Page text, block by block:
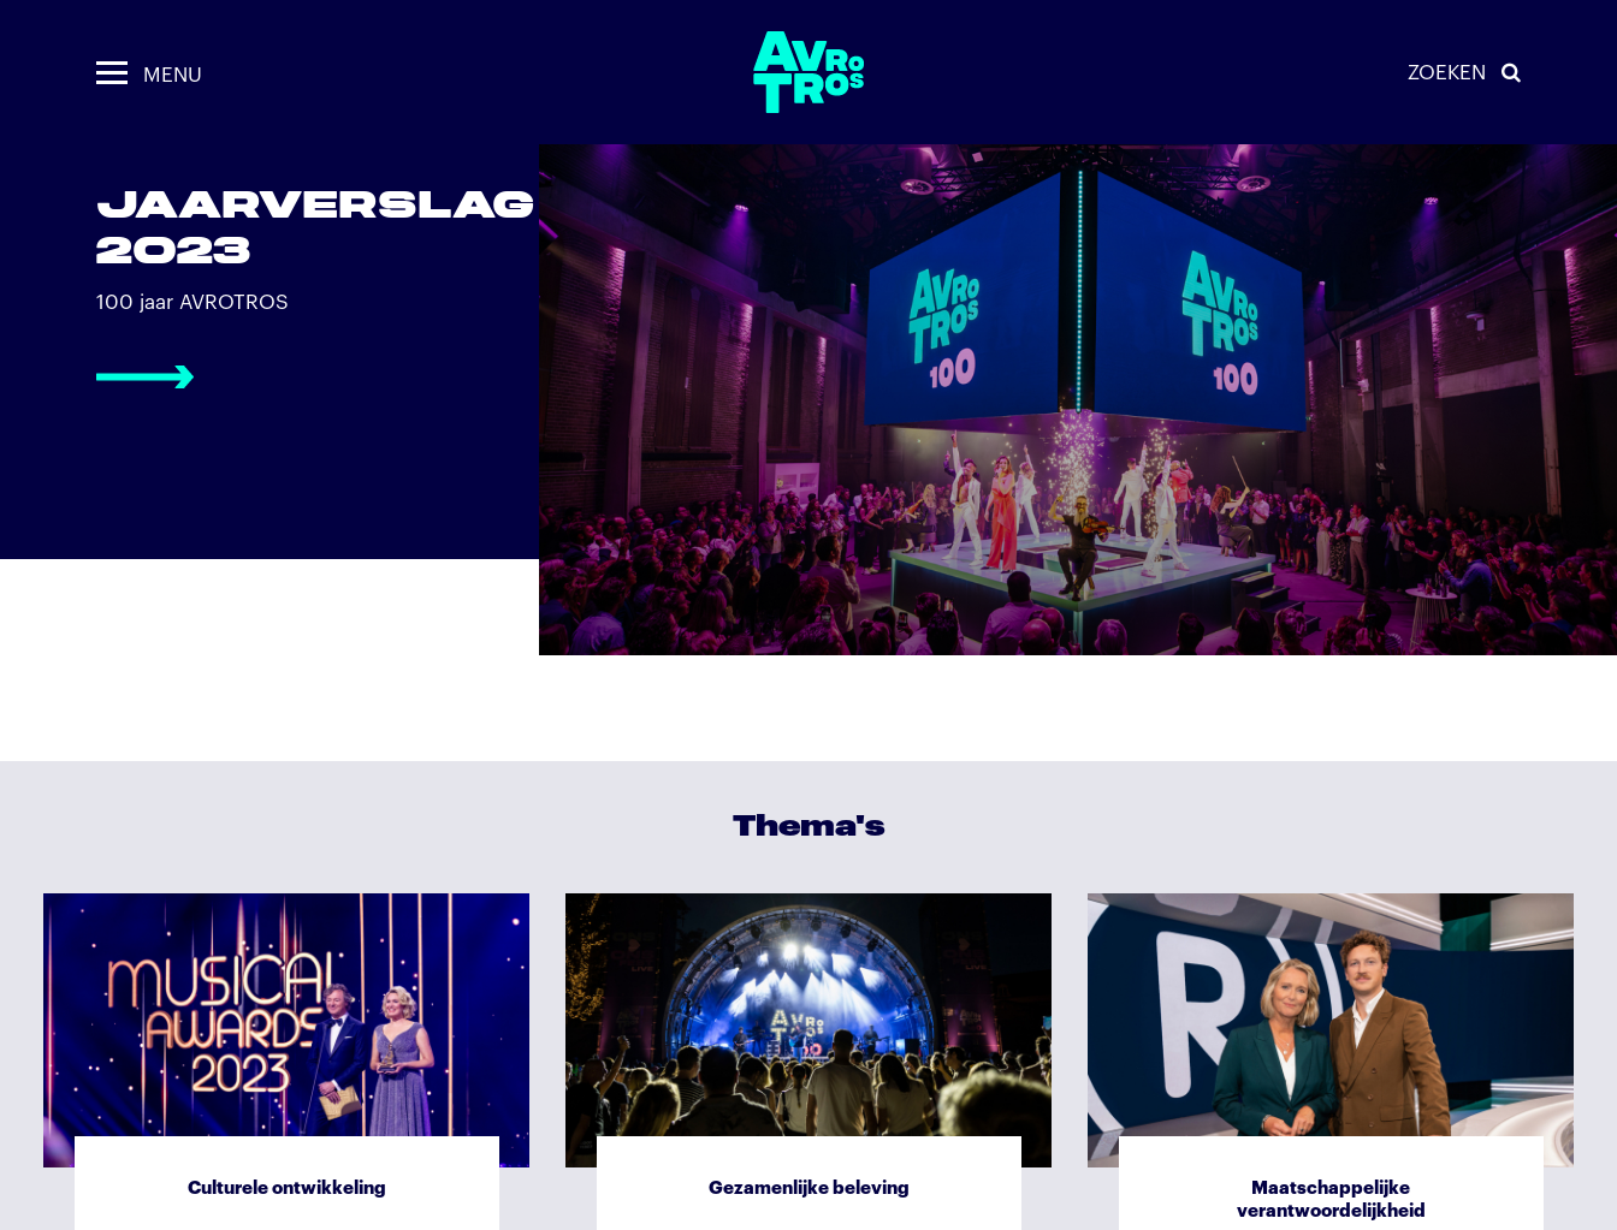
JAARVERSLAG
2023
100 jaar AVROTROS
Thema's
Culturele ontwikkeling
Gezamenlijke beleving
Gezamenlijke beleving
Maatschappelijke verantwoordelijkheid
Maatschappelijke
verantwoordelijkheid